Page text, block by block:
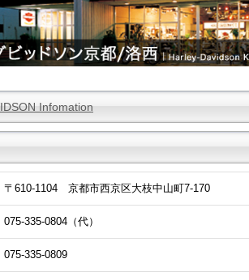
Infomation
〒610-1104 京都市西京区大枝中山町7-170
075-335-0804（代）
075-335-0809